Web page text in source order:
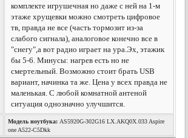
комплекте игрушечная но даже с ней на 1-м
этаже хрущевки можно смотреть цифровое
тв, правда не все (часть тормозит из-за
слабого сигнала), аналоговое конечно все в
"снегу",а вот радио играет на ура.Эх, этажик
бы 5-6. Минусы: нагрев есть но не
смертельный. Возможно стоит брать USB
вариант, начинка та же. Цена у всех правда не
маленькая. С любой комнатной антеной
ситуация однозначно улучшится.
Модель ноутбука: AS5920G-302G16 LX.AKQ0X.033 Aspire
one A522-C5Dkk